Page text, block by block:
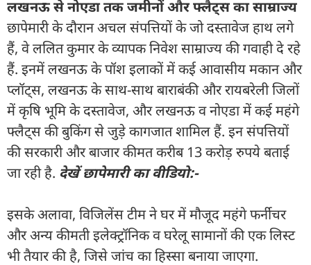
लखनऊ से नोएडा तक जमीनों और फ्लैट्स का साम्राज्य
छापेमारी के दौरान अचल संपत्तियों के जो दस्तावेज हाथ लगे
हैं, वे ललित कुमार के व्यापक निवेश साम्राज्य की गवाही दे रहे
हैं. इनमें लखनऊ के पॉश इलाकों में कई आवासीय मकान और
प्लॉट्स, लखनऊ के साथ-साथ बाराबंकी और रायबरेली जिलों
में कृषि भूमि के दस्तावेज, और लखनऊ व नोएडा में कई महंगे
फ्लैट्स की बुकिंग से जुड़े कागजात शामिल हैं. इन संपत्तियों
की सरकारी और बाजार कीमत करीब 13 करोड़ रुपये बताई
जा रही है. देखें छापेमारी का वीडियो:-
इसके अलावा, विजिलेंस टीम ने घर में मौजूद महंगे फर्नीचर
और अन्य कीमती इलेक्ट्रॉनिक व घरेलू सामानों की एक लिस्ट
भी तैयार की है, जिसे जांच का हिस्सा बनाया जाएगा.